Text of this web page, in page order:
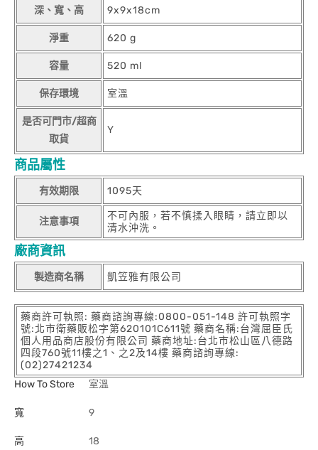
深、寬、高 9x9x18cm
淨重 620 g
容量 520 ml
保存環境 室溫
是否可門市/超商
取貨
Y
商品屬性
有效期限 1095天
注意事項
不可內服，若不慎揉入眼睛，請立即以
清水沖洗。
廠商資訊
製造商名稱 凱笠雅有限公司
藥商許可執照: 藥商諮詢專線:0800-051-148 許可執照字
號:北市衛藥販松字第620101C611號 藥商名稱:台灣屈臣氏
個人用品商店股份有限公司 藥商地址:台北市松山區八德路
四段760號11樓之1、之2及14樓 藥商諮詢專線:
(02)27421234
How To Store
室溫
寬 9
高 18